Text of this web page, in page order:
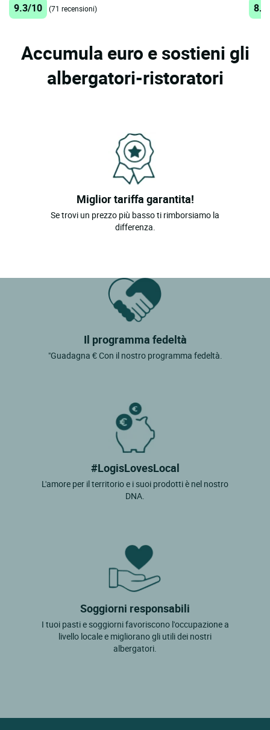
9.3/10 (71 recensioni)
Accumula euro e sostieni gli
albergatori-ristoratori
Miglior tariffa garantita!
Se trovi un prezzo più basso ti rimborsiamo la
differenza.
Il programma fedeltà
"Guadagna € Con il nostro programma fedeltà.
#LogisLovesLocal
L'amore per il territorio e i suoi prodotti è nel nostro
DNA.
Soggiorni responsabili
I tuoi pasti e soggiorni favoriscono l'occupazione a
livello locale e migliorano gli utili dei nostri
albergatori.